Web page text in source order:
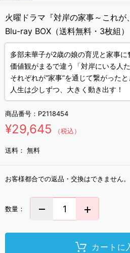
火曜ドラマ『対岸の家事～これが
Blu-ray BOX（送料無料・3枚組）
多部未華子が2歳の娘の育児と家事に
価値観がまるで違う「対岸にいる人た
それぞれが“家事”を通じて繋がった
人生は少しずつ、大きく動き出す！
商品番号： P2118454
¥29,645 （税込）
送料： 無料
お客様都合での返品・交換はできません。
数量：
カートに